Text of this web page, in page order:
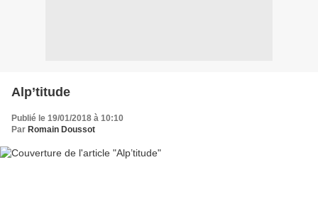
Alp’titude
Publié le 19/01/2018 à 10:10
Par Romain Doussot